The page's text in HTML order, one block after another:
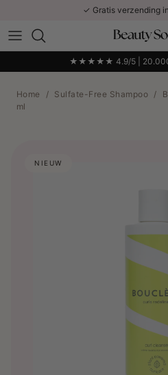
✓ Gratis verzending
★★★★★ 4.9/5 | 20.000
Home / Sulfate-Free Shampoo /
ml
NIEUW